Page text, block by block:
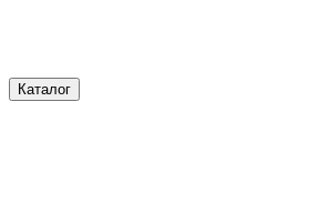
Каталог